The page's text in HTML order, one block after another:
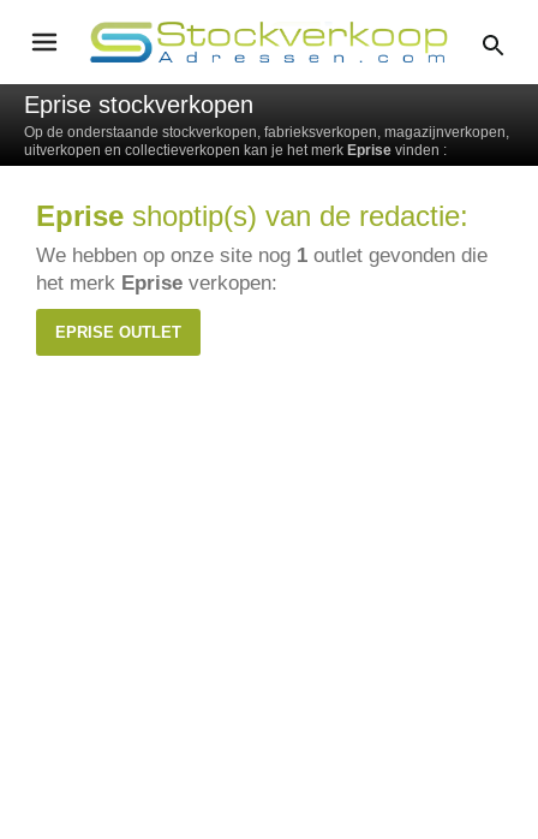
Eprise stockverkopen
Op de onderstaande stockverkopen, fabrieksverkopen, magazijnverkopen,
uitverkopen en collectieverkopen kan je het merk Eprise vinden :
Eprise shoptip(s) van de redactie:
We hebben op onze site nog 1 outlet gevonden die
het merk Eprise verkopen:
EPRISE OUTLET